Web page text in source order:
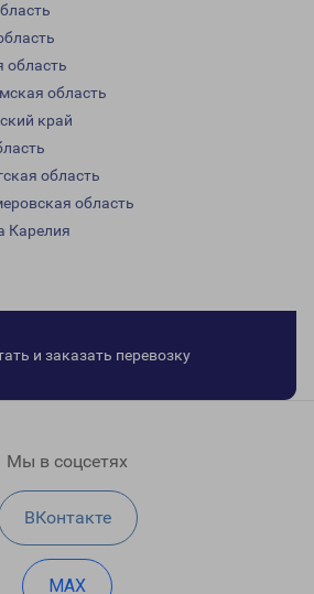
область
область
край
область
область
Карелия
и заказать перевозку
Мы в соцсетях
ВКонтакте
MAX